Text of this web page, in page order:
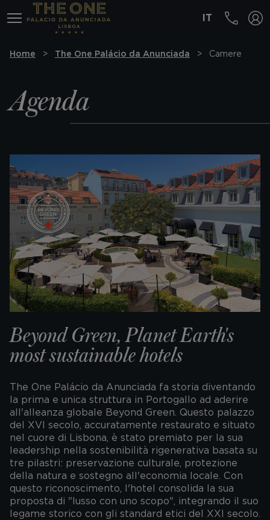
MENÚ IT
Home The One Palácio da Anunciada Camere
Agenda
Beyond Green, Planet Earth's
most sustainable hotels
The One Palácio da Anunciada fa storia diventando
la prima e unica struttura in Portogallo ad aderire
all'alleanza globale Beyond Green. Questo palazzo
del XVI secolo, accuratamente restaurato e situato
nel cuore di Lisbona, è stato premiato per la sua
leadership nella sostenibilità rigenerativa basata su
tre pilastri: preservazione culturale, protezione
della natura e sostegno all'economia locale. Con
questo riconoscimento, l'hotel consolida la sua
proposta di "lusso con uno scopo", integrando il suo
legame storico con gli standard etici del XXI secolo.